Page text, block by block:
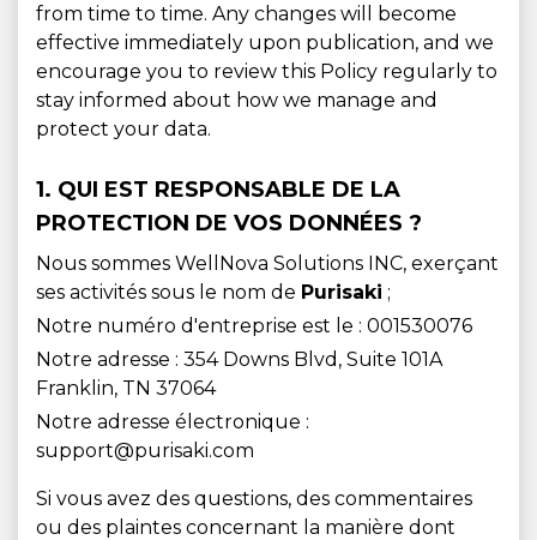
from time to time. Any changes will become
effective immediately upon publication, and we
encourage you to review this Policy regularly to
stay informed about how we manage and
protect your data.
1. QUI EST RESPONSABLE DE LA
PROTECTION DE VOS DONNÉES ?
Nous sommes WellNova Solutions INC, exerçant
ses activités sous le nom de Purisaki ;
Notre numéro d'entreprise est le : 001530076
Notre adresse : 354 Downs Blvd, Suite 101A
Franklin, TN 37064
Notre adresse électronique :
support@purisaki.com
Si vous avez des questions, des commentaires
ou des plaintes concernant la manière dont